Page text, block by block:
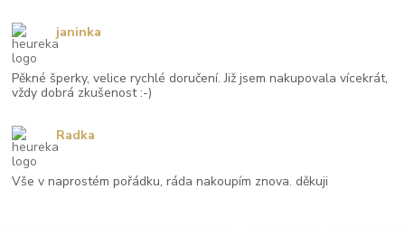
Pěkné šperky, velice rychlé doručení. Již jsem nakupovala vícekrát,
vždy dobrá zkušenost :-)
janinka
Vše v naprostém pořádku, ráda nakoupím znova. děkuji
Radka